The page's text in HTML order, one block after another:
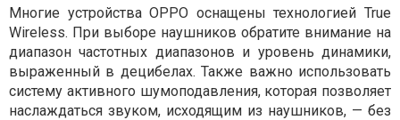
Многие устройства OPPO оснащены технологией True
Wireless. При выборе наушников обратите внимание на
диапазон частотных диапазонов и уровень динамики,
выраженный в децибелах. Также важно использовать
систему активного шумоподавления, которая позволяет
наслаждаться звуком, исходящим из наушников, — без